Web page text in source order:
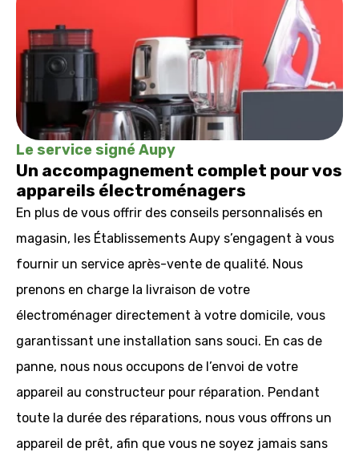
Le service signé Aupy
Un accompagnement complet pour vos
appareils électroménagers
En plus de vous offrir des conseils personnalisés en
magasin, les Établissements Aupy s’engagent à vous
fournir un service après-vente de qualité. Nous
prenons en charge la livraison de votre
électroménager directement à votre domicile, vous
garantissant une installation sans souci. En cas de
panne, nous nous occupons de l’envoi de votre
appareil au constructeur pour réparation. Pendant
toute la durée des réparations, nous vous offrons un
appareil de prêt, afin que vous ne soyez jamais sans